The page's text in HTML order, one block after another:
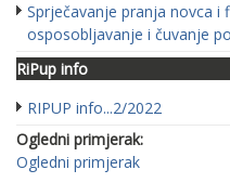
Sprječavanje pranja novca
osposobljavanje i čuvanje
RiPup info
RIPUP info...2/2022
Ogledni primjerak:
Ogledni primjerak